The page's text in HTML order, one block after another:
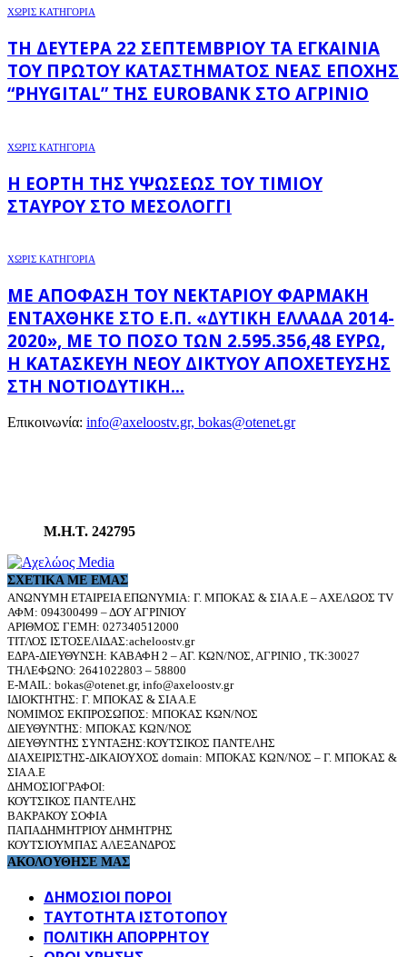
ΧΩΡΊΣ ΚΑΤΗΓΟΡΊΑ
ΤΗ ΔΕΥΤΈΡΑ 22 ΣΕΠΤΕΜΒΡΊΟΥ ΤΑ ΕΓΚΑΊΝΙΑ
ΤΟΥ ΠΡΏΤΟΥ ΚΑΤΑΣΤΉΜΑΤΟΣ ΝΈΑΣ ΕΠΟΧΉΣ
“PHYGITAL” ΤΗΣ EUROBANK ΣΤΟ ΑΓΡΊΝΙΟ
ΧΩΡΊΣ ΚΑΤΗΓΟΡΊΑ
Η ΕΟΡΤΉ ΤΗΣ ΥΨΏΣΕΩΣ ΤΟΥ ΤΙΜΊΟΥ
ΣΤΑΥΡΟΎ ΣΤΟ ΜΕΣΟΛΌΓΓΙ
ΧΩΡΊΣ ΚΑΤΗΓΟΡΊΑ
ΜΕ ΑΠΌΦΑΣΗ ΤΟΥ ΝΕΚΤΆΡΙΟΥ ΦΑΡΜΆΚΗ
ΕΝΤΆΧΘΗΚΕ ΣΤΟ Ε.Π. «ΔΥΤΙΚΉ ΕΛΛΆΔΑ 2014-
2020», ΜΕ ΤΟ ΠΟΣΌ ΤΩΝ 2.595.356,48 ΕΥΡΏ,
Η ΚΑΤΑΣΚΕΥΉ ΝΈΟΥ ΔΙΚΤΎΟΥ ΑΠΟΧΈΤΕΥΣΗΣ
ΣΤΗ ΝΟΤΙΟΔΥΤΙΚΉ...
Επικοινωνία: info@axeloostv.gr, bokas@otenet.gr
Μ.Η.Τ. 242795
ΣΧΕΤΙΚΆ ΜΕ ΕΜΆΣ
ΑΝΩΝΥΜΗ ΕΤΑΙΡΕΙΑ ΕΠΩΝΥΜΙΑ: Γ. ΜΠΟΚΑΣ & ΣΙΑ Α.Ε – ΑΧΕΛΩΟΣ TV
ΑΦΜ: 094300499 – ΔΟΥ ΑΓΡΙΝΙΟΥ
ΑΡΙΘΜΟΣ ΓΕΜΗ: 027340512000
ΤΙΤΛΟΣ ΙΣΤΟΣΕΛΙΔΑΣ:acheloostv.gr
ΕΔΡΑ-ΔΙΕΥΘΥΝΣΗ: ΚΑΒΑΦΗ 2 – ΑΓ. ΚΩΝ/ΝΟΣ, ΑΓΡΙΝΙΟ , ΤΚ:30027
ΤΗΛΕΦΩΝΟ: 2641022803 – 58800
E-MAIL: bokas@otenet.gr, info@axeloostv.gr
ΙΔΙΟΚΤΗΤΗΣ: Γ. ΜΠΟΚΑΣ & ΣΙΑ Α.Ε
ΝΟΜΙΜΟΣ ΕΚΠΡΟΣΩΠΟΣ: ΜΠΟΚΑΣ ΚΩΝ/ΝΟΣ
ΔΙΕΥΘΥΝΤΗΣ: ΜΠΟΚΑΣ ΚΩΝ/ΝΟΣ
ΔΙΕΥΘΥΝΤΗΣ ΣΥΝΤΑΞΗΣ:ΚΟΥΤΣΙΚΟΣ ΠΑΝΤΕΛΗΣ
ΔΙΑΧΕΙΡΙΣΤΗΣ-ΔΙΚΑΙΟΥΧΟΣ domain: ΜΠΟΚΑΣ ΚΩΝ/ΝΟΣ – Γ. ΜΠΟΚΑΣ &
ΣΙΑ Α.Ε
ΔΗΜΟΣΙΟΓΡΑΦΟΙ:
ΚΟΥΤΣΙΚΟΣ ΠΑΝΤΕΛΗΣ
ΒΑΚΡΑΚΟΥ ΣΟΦΙΑ
ΠΑΠΑΔΗΜΗΤΡΙΟΥ ΔΗΜΗΤΡΗΣ
ΚΟΥΤΣΙΟΥΜΠΑΣ ΑΛΕΞΑΝΔΡΟΣ
ΑΚΟΛΟΥΘΗΣΕ ΜΑΣ
ΔΗΜΟΣΙΟΙ ΠΟΡΟΙ
ΤΑΥΤΌΤΗΤΑ ΙΣΤΌΤΟΠΟΥ
ΠΟΛΙΤΙΚΉ ΑΠΟΡΡΉΤΟΥ